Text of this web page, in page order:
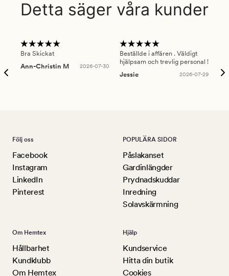
Detta säger våra kunder
Bra Skickat
Ann-Christin M
2026-07-30
Beställde i affären . Väldigt
hjälpsam och trevlig personal !
Jessie
2026-07-29
Följ oss
Facebook
Instagram
LinkedIn
Pinterest
POPULÄRA SIDOR
Påslakanset
Gardinlängder
Prydnadskuddar
Inredning
Solavskärmning
Om Hemtex
Hållbarhet
Kundklubb
Om Hemtex
Hjälp
Kundservice
Hitta din butik
Cookies